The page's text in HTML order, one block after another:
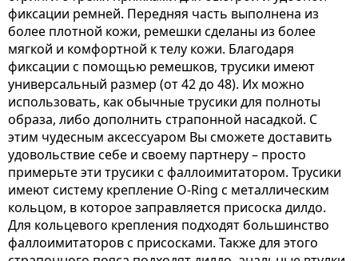
фиксации ремней. Передняя часть выполнена из
более плотной кожи, ремешки сделаны из более
мягкой и комфортной к телу кожи. Благодаря
фиксации с помощью ремешков, трусики имеют
универсальный размер (от 42 до 48). Их можно
использовать, как обычные трусики для полноты
образа, либо дополнить страпонной насадкой. С
этим чудесным аксессуаром Вы сможете доставить
удовольствие себе и своему партнеру – просто
примерьте эти трусики с фаллоимитатором. Трусики
имеют систему крепление O-Ring с металлическим
кольцом, в которое заправляется присоска дилдо.
Для кольцевого крепления подходят большинство
фаллоимитаторов с присосками. Также для этого